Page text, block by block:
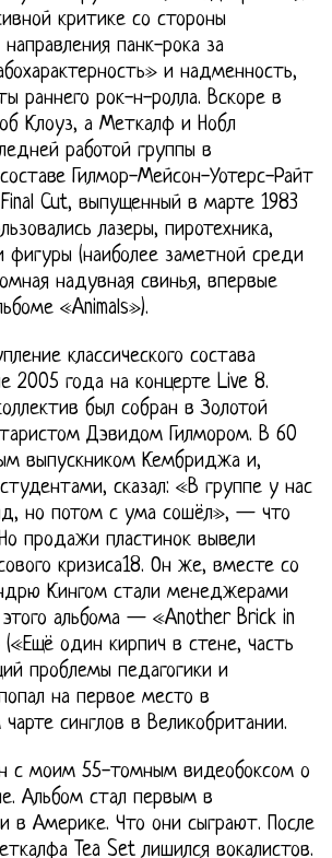
критике со стороны
панк-рока за
и надменность,
раннего рок-н-ролла. Вскоре в
Клоуз, а Меткалф и Нобл
работой группы в
Гилмор-Мейсон-Уотерс-Райт
Cut, выпущенный в марте 1983
лазеры, пиротехника,
(наиболее заметной среди
надувная свинья, впервые
«Animals»).
классического состава
2005 года на концерте Live 8.
был собран в Золотой
Дэвидом Гилмором. В 60
выпускником Кембриджа и,
сказал: «В группе у нас
но потом с ума сошёл», — что
продажи пластинок вывели
кризиса18. Он же, вместе со
Кингом стали менеджерами
этого альбома — «Another Brick in
один кирпич в стене, часть
проблемы педагогики и
на первое место в
синглов в Великобритании.
с моим 55-томным видеобоксом о
Альбом стал первым в
в Америке. Что они сыграют. После
Tea Set лишился вокалистов.